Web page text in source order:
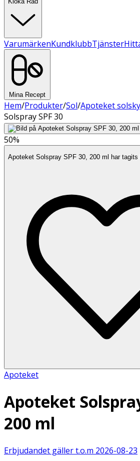
VarumärkenKundklubbTjänster
Mina Recept
Hem/Produkter/Sol/Apoteket
Solspray SPF 30
50%
Apoteket Solspray SPF 30, 200 ml har
Apoteket
Apoteket
200 ml
Erbjudandet gäller t.o.m 2026-08-23